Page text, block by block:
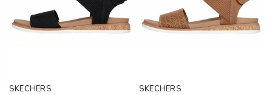
SKECHERS SKECHERS